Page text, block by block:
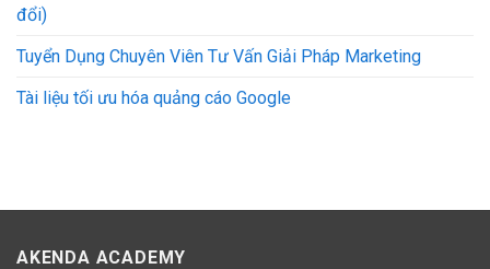
đổi)
Tuyển Dụng Chuyên Viên Tư Vấn Giải Pháp Marketing
Tài liệu tối ưu hóa quảng cáo Google
AKENDA ACADEMY